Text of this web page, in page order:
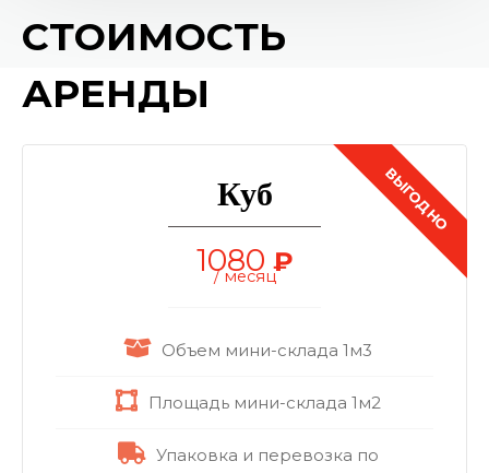
СТОИМОСТЬ
АРЕНДЫ
Куб
1080 ₽
/ месяц
Объем мини-склада 1м3
Площадь мини-склада 1м2
Упаковка и перевозка по